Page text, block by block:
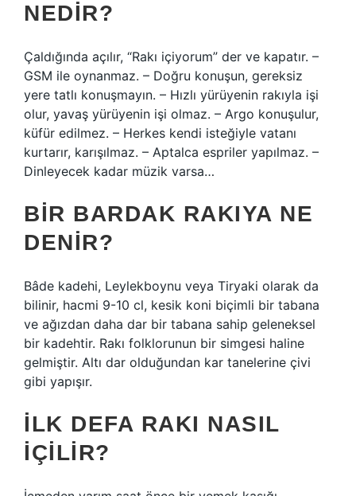
NEDIR?
Çaldığında açılır, “Rakı içiyorum” der ve kapatır. –
GSM ile oynanmaz. – Doğru konuşun, gereksiz
yere tatlı konuşmayın. – Hızlı yürüyenin rakıyla işi
olur, yavaş yürüyenin işi olmaz. – Argo konuşulur,
küfür edilmez. – Herkes kendi isteğiyle vatanı
kurtarır, karışılmaz. – Aptalca espriler yapılmaz. –
Dinleyecek kadar müzik varsa…
BIR BARDAK RAKIYA NE
DENIR?
Bâde kadehi, Leylekboynu veya Tiryaki olarak da
bilinir, hacmi 9-10 cl, kesik koni biçimli bir tabana
ve ağızdan daha dar bir tabana sahip geleneksel
bir kadehtir. Rakı folklorunun bir simgesi haline
gelmiştir. Altı dar olduğundan kar tanelerine çivi
gibi yapışır.
İLK DEFA RAKI NASIL
IÇILIR?